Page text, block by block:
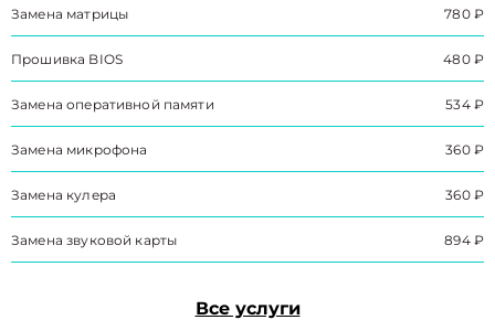
Замена матрицы 780 ₽
Прошивка BIOS 480 ₽
Замена оперативной памяти 534 ₽
Замена микрофона 360 ₽
Замена кулера 360 ₽
Замена звуковой карты 894 ₽
Все услуги